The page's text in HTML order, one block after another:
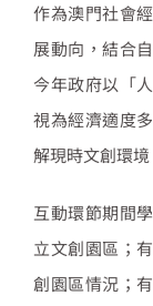
作為澳門社會
展動向，結合
今年政府以「
視為經濟適度
解現時文創環
互動環節期間
立文創園區；
創園區情況；